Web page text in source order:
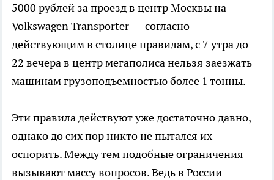
5000 рублей за проезд в центр Москвы на
Volkswagen Transporter — согласно
действующим в столице правилам, с 7 утра до
22 вечера в центр мегаполиса нельзя заезжать
машинам грузоподъемностью более 1 тонны.
Эти правила действуют уже достаточно давно,
однако до сих пор никто не пытался их
оспорить. Между тем подобные ограничения
вызывают массу вопросов. Ведь в России